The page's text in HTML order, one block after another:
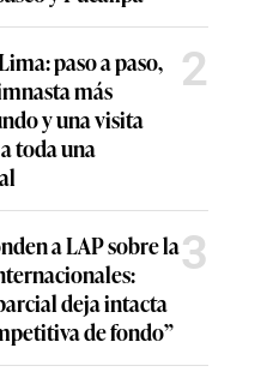
paso a paso,
más
y una visita
toda una
2
a LAP sobre la
deja intacta
de fondo”
3